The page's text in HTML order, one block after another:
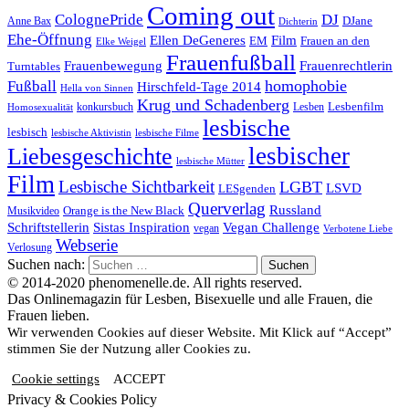
Anne Bax ColognePride Coming out Dichterin DJ DJane
Ehe-Öffnung Elke Weigel Ellen DeGeneres EM Film Frauen an den
Turntables Frauenbewegung Frauenfußball Frauenrechtlerin
Fußball Hella von Sinnen Hirschfeld-Tage 2014 homophobie
Homosexualität konkursbuch Krug und Schadenberg Lesben Lesbenfilm
lesbisch lesbische Aktivistin lesbische Filme lesbische
Liebesgeschichte lesbische Mütter lesbischer
FilmLesbische Sichtbarkeit LESgenden LGBT LSVD
Musikvideo Orange is the New Black Querverlag Russland
Schriftstellerin Sistas Inspiration vegan Vegan Challenge Verbotene Liebe
Verlosung Webserie
Suchen nach:
© 2014-2020 phenomenelle.de. All rights reserved.
Das Onlinemagazin für Lesben, Bisexuelle und alle Frauen, die
Frauen lieben.
Wir verwenden Cookies auf dieser Website. Mit Klick auf “Accept”
stimmen Sie der Nutzung aller Cookies zu.
Cookie settings ACCEPT
Privacy & Cookies Policy